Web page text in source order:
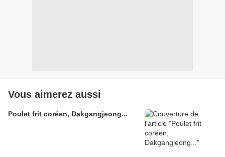
Vous aimerez aussi
Poulet frit coréen, Dakgangjeong...